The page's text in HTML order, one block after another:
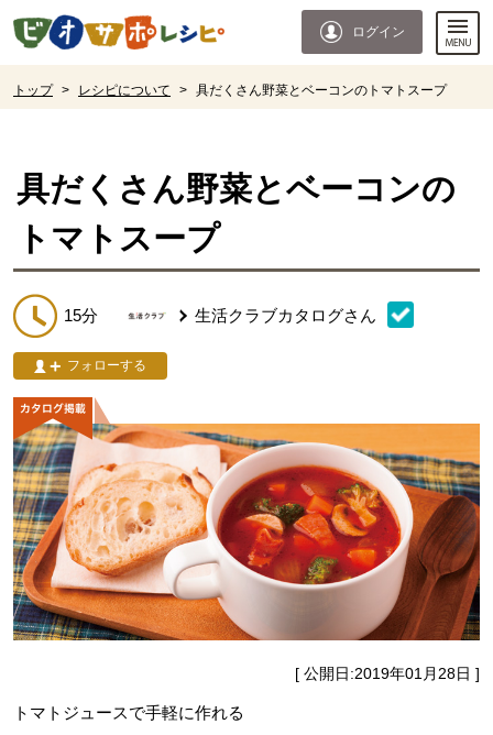
ページの先頭です。
ログイン
トップ > レシピについて > 具だくさん野菜とベーコンのトマトスープ
具だくさん野菜とベーコンの
トマトスープ
15分 生活クラブカタログさん
フォローする
[ 公開日:2019年01月28日 ]
トマトジュースで手軽に作れる